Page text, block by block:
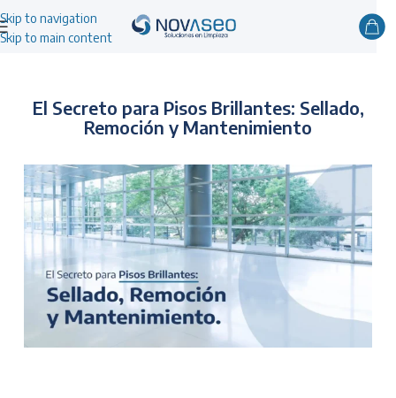
Skip to navigation
Skip to main content
El Secreto para Pisos Brillantes: Sellado,
Remoción y Mantenimiento